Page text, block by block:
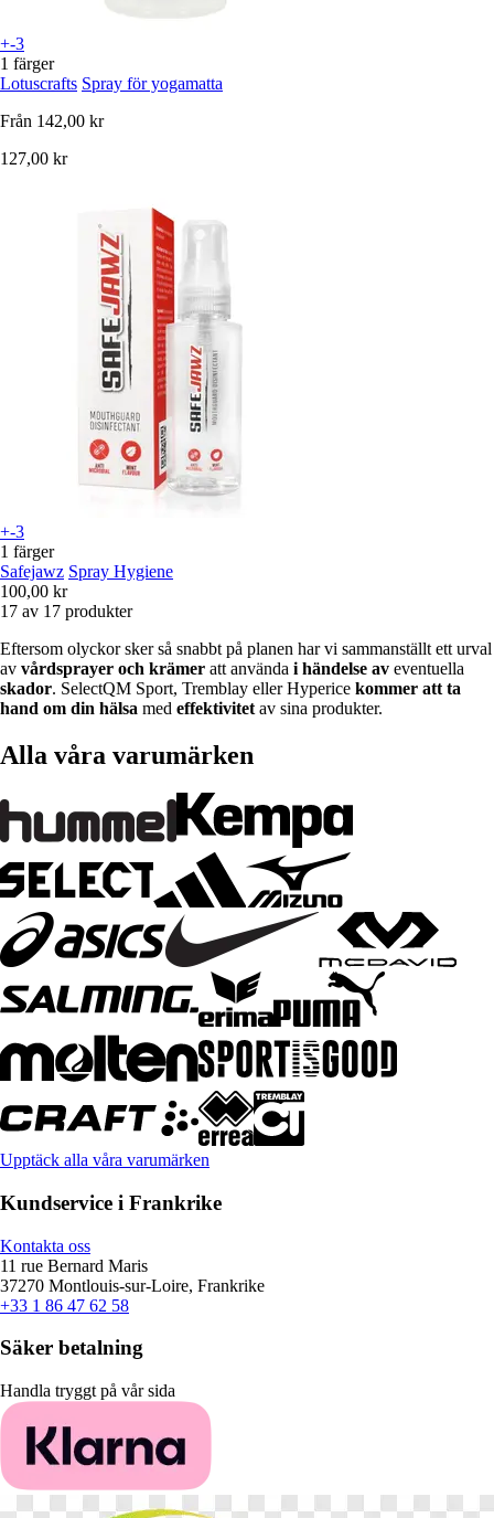
+-3
1 färger
Lotuscrafts Spray för yogamatta
Från 142,00 kr
127,00 kr
+-3
1 färger
Safejawz Spray Hygiene
100,00 kr
17 av 17 produkter
Eftersom olyckor sker så snabbt på planen har vi sammanställt ett urval
av vårdsprayer och krämer att använda i händelse av eventuella
skador. SelectQM Sport, Tremblay ellerHyperice kommer att ta
hand om din hälsa med effektivitet av sina produkter.
Alla våra varumärken
Upptäck alla våra varumärken
Kundservice i Frankrike
Kontakta oss
11 rue Bernard Maris
37270 Montlouis-sur-Loire, Frankrike
+33 1 86 47 62 58
Säker betalning
Handla tryggt på vår sida